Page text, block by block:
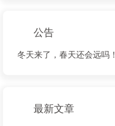
公告
冬天来了，春天还会远吗！
最新文章